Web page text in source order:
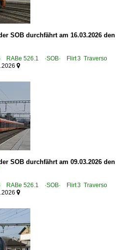
SOB durchfährt am 16.03.2026 den
RABe 526.1 ·SOB· Flirt⁠ 3 Traverso

SOB durchfährt am 09.03.2026 den
RABe 526.1 ·SOB· Flirt⁠ 3 Traverso
